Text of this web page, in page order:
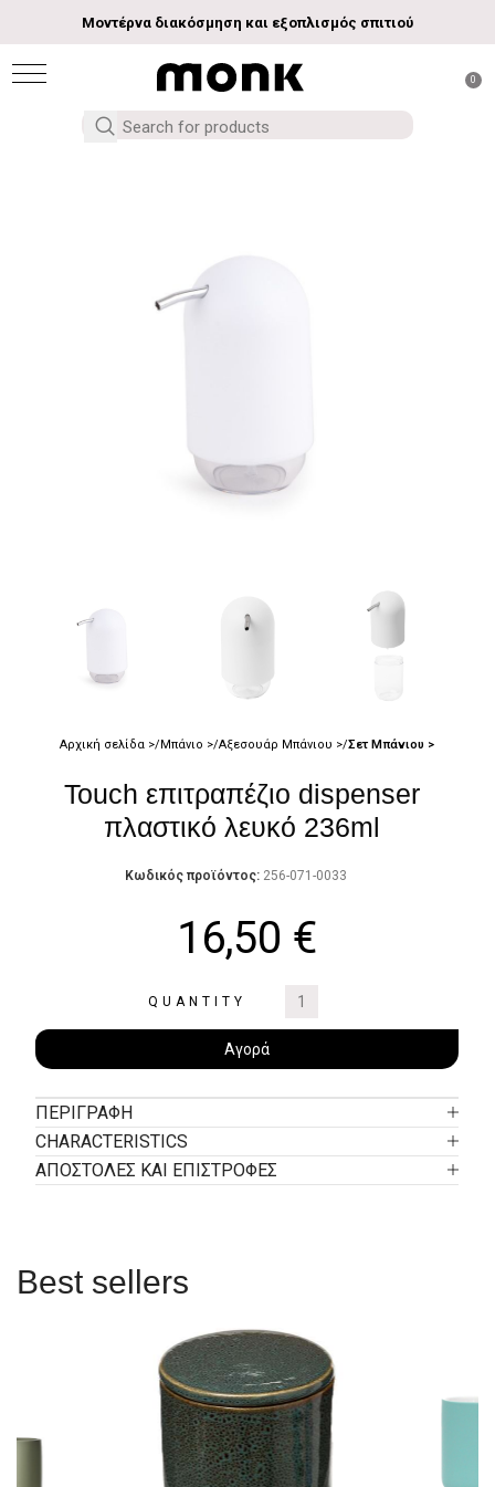
Μοντέρνα διακόσμηση και εξοπλισμός σπιτιού
0
Αρχική σελίδα Μπάνιο Αξεσουάρ Μπάνιου Σετ Μπάνιου
Touch επιτραπέζιο dispenser
πλαστικό λευκό 236ml
Κωδικός προϊόντος: 256-071-0033
16,50 €
QUANTITY
Αγορά
ΠΕΡΙΓΡΑΦΉ
CHARACTERISTICS
ΑΠΟΣΤΟΛΕΣ ΚΑΙ ΕΠΙΣΤΡΟΦΕΣ
Best sellers